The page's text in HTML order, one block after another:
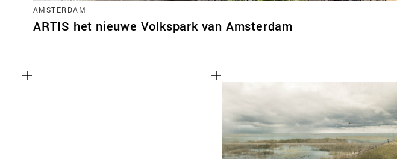
AMSTERDAM
ARTIS het nieuwe Volkspark van Amsterdam